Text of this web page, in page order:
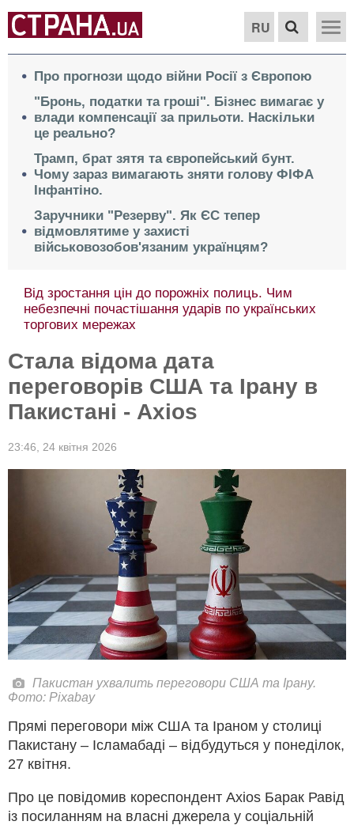
RU
Про прогнози щодо війни Росії з Європою
"Бронь, податки та гроші". Бізнес вимагає у
влади компенсації за прильоти. Наскільки
це реально?
Трамп, брат зятя та європейський бунт.
Чому зараз вимагають зняти голову ФІФА
Інфантіно.
Заручники "Резерву". Як ЄС тепер
відмовлятиме у захисті
військовозобов'язаним українцям?
Від зростання цін до порожніх полиць. Чим
небезпечні почастішання ударів по українських
торгових мережах
Стала відома дата
переговорів США та Ірану в
Пакистані - Axios
23:46, 24 квітня 2026
Пакистан ухвалить переговори США та Ірану.
Фото: Pixabay
Прямі переговори між США та Іраном у столиці
Пакистану – Ісламабаді – відбудуться у понеділок,
27 квітня.
Про це повідомив кореспондент Axios Барак Равід
із посиланням на власні джерела у соціальній